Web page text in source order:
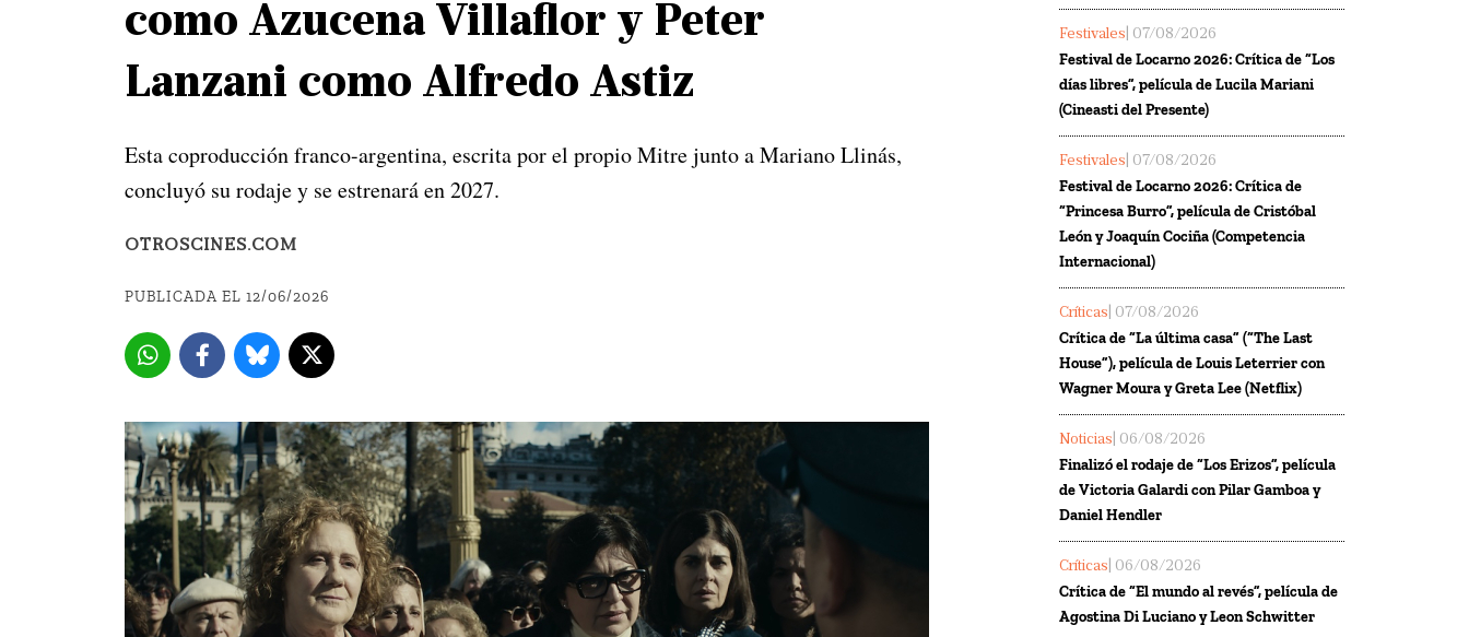
como Azucena Villaflor y Peter
Lanzani como Alfredo Astiz
Esta coproducción franco-argentina, escrita por el propio Mitre junto a Mariano Llinás,
concluyó su rodaje y se estrenará en 2027.
OTROSCINES.COM
PUBLICADA EL 12/06/2026
Festivales | 07/08/2026
Festival de Locarno 2026: Crítica de “Los
días libres”, película de Lucila Mariani
(Cineasti del Presente)
Festivales | 07/08/2026
Festival de Locarno 2026: Crítica de
“Princesa Burro”, película de Cristóbal
León y Joaquín Cociña (Competencia
Internacional)
Críticas | 07/08/2026
Crítica de “La última casa” (“The Last
House”), película de Louis Leterrier con
Wagner Moura y Greta Lee (Netflix)
Noticias | 06/08/2026
Finalizó el rodaje de “Los Erizos”, película
de Victoria Galardi con Pilar Gamboa y
Daniel Hendler
Críticas | 06/08/2026
Crítica de “El mundo al revés”, película de
Agostina Di Luciano y Leon Schwitter